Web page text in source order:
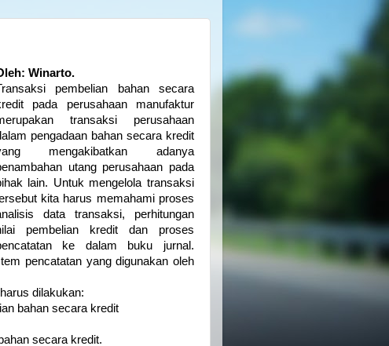
Winarto.
pembelian bahan secara
pada perusahaan manufaktur
transaksi perusahaan
pengadaan bahan secara kredit
mengakibatkan adanya
utang perusahaan pada
lain. Untuk mengelola transaksi
kita harus memahami proses
data transaksi, perhitungan
pembelian kredit dan proses
ke dalam buku jurnal.
pencatatan yang digunakan oleh
dilakukan:
bahan secara kredit
secara kredit.